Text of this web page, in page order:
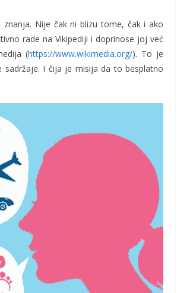
Nije čak ni blizu tome, čak i ako
rade na Vikipediji i doprinose joj već
(https://www.wikimedia.org/). To je
I čija je misija da to besplatno